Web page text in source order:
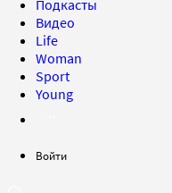
Подкасты
Видео
Life
Woman
Sport
Young
Войти